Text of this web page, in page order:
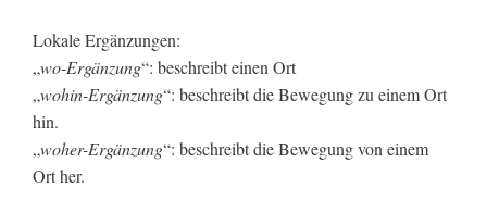
Lokale Ergänzungen:
„wo-Ergänzung“: beschreibt einen Ort
„wohin-Ergänzung“: beschreibt die Bewegung zu einem Ort
hin.
„woher-Ergänzung“: beschreibt die Bewegung von einem
Ort her.